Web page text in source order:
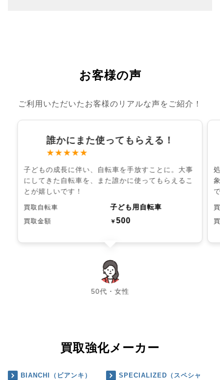
お客様の声
ご利用いただいたお客様のリアルな声をご紹介！
誰かにまた使ってもらえる！
★★★★★
子どもの成長に伴い、自転車を手放すことに。大事
にしてきた自転車を、また誰かに使ってもらえるこ
とが嬉しいです！
買取自転車 子ども用自転車
買取金額 ￥500
50代・女性
chevron_left chevron_right
買取強化メーカー
BIANCHI（ビアンキ）
SPECIALIZED（スペシャ